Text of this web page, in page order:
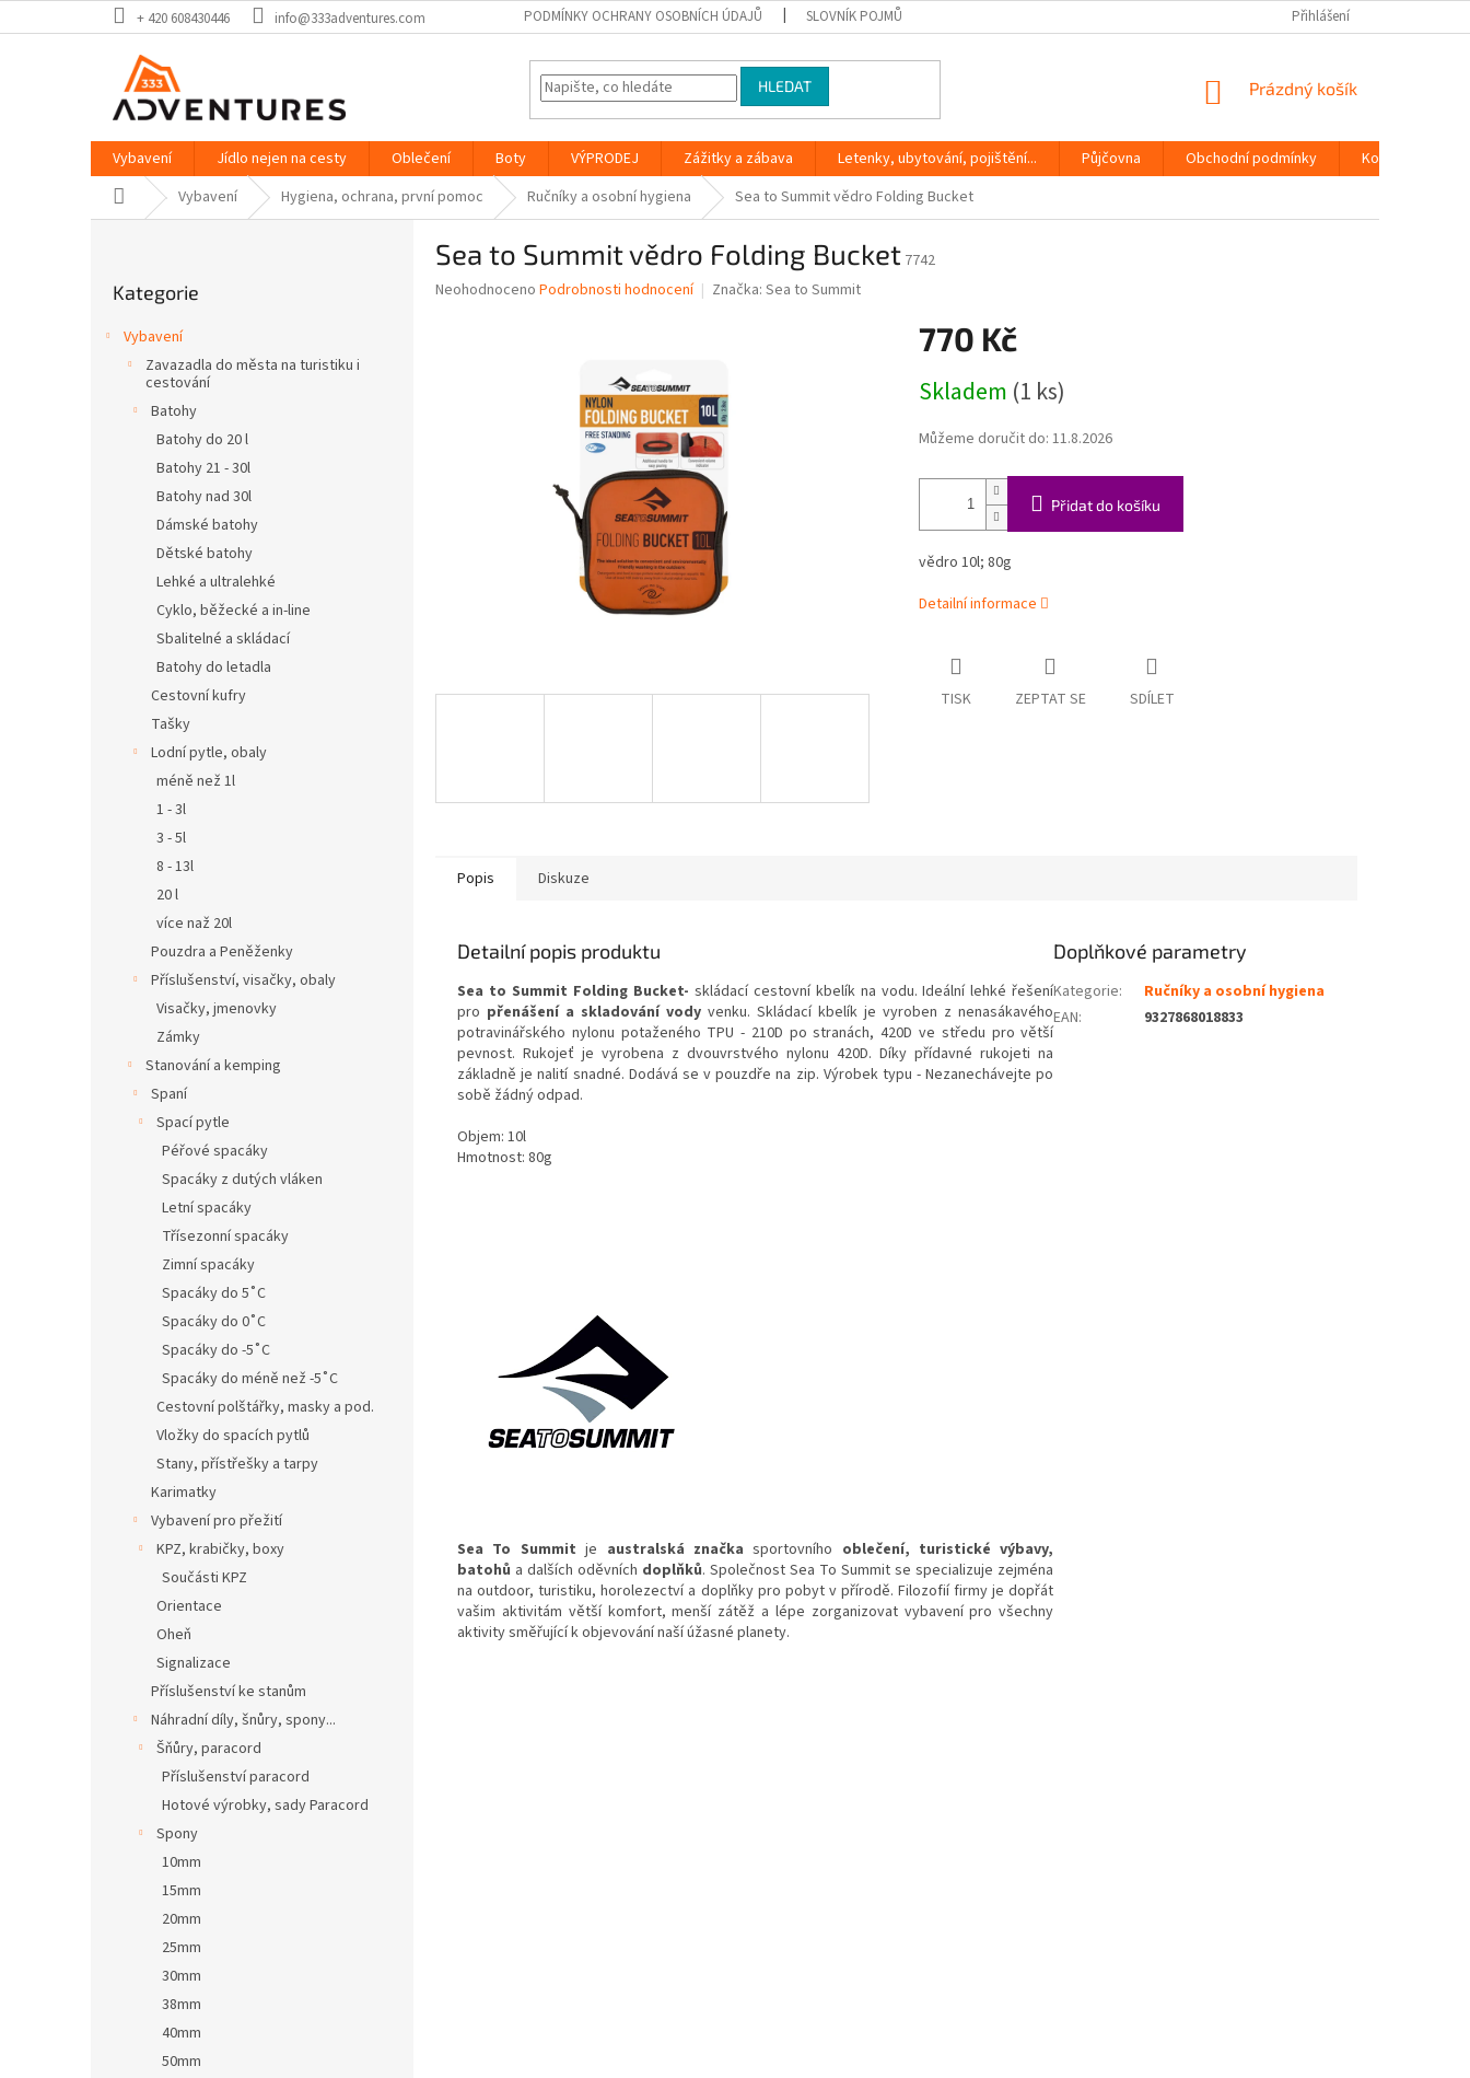
na
+ 420 608430446 info@333adventures.com PODMÍNKY OCHRANY OSOBNÍCH ÚDAJŮ SLOVNÍK POJMŮ Přihlášení
HLEDAT
NÁKUPNÍ
Prázdný košík
Vybavení Jídlo nejen na cesty Oblečení Boty VÝPRODEJ Zážitky a zábava Letenky, ubytování, pojištění... Půjčovna Obchodní podmínky
Kontakty
Domů Vybavení Hygiena, ochrana, první pomoc Ručníky a osobní hygiena Sea to Summit vědro Folding Bucket
kategorie
Kategorie
Vybavení
Zavazadla do města na turistiku i
cestování
Batohy
Batohy do 20 l
Batohy 21 - 30l
Batohy nad 30l
Dámské batohy
Dětské batohy
Lehké a ultralehké
Cyklo, běžecké a in-line
Sbalitelné a skládací
Batohy do letadla
Cestovní kufry
Tašky
Lodní pytle, obaly
méně než 1l
1 - 3l
3 - 5l
8 - 13l
20 l
více naž 20l
Pouzdra a Peněženky
Příslušenství, visačky, obaly
Visačky, jmenovky
Zámky
Stanování a kemping
Spaní
Spací pytle
Péřové spacáky
Spacáky z dutých vláken
Letní spacáky
Třísezonní spacáky
Zimní spacáky
Spacáky do 5˚C
Spacáky do 0˚C
Spacáky do -5˚C
Spacáky do méně než -5˚C
Cestovní polštářky, masky a pod.
Vložky do spacích pytlů
Stany, přístřešky a tarpy
Karimatky
Vybavení pro přežití
KPZ, krabičky, boxy
Součásti KPZ
Orientace
Oheň
Signalizace
Příslušenství ke stanům
Náhradní díly, šnůry, spony...
Šňůry, paracord
Příslušenství paracord
Hotové výrobky, sady Paracord
Spony
10mm
15mm
20mm
25mm
30mm
38mm
40mm
50mm
Sea to Summit vědro Folding Bucket 7742
Průměrné
Neohodnoceno Podrobnosti hodnocení Značka: Sea to Summit
770 Kč
cena:
Skladem (1 ks)
Můžeme doručit do: 11.8.2026
Přidat do košíku
vědro 10l; 80g
Detailní informace
TISK ZEPTAT SE SDÍLET
Popis Diskuze
Detailní popis produktu
Sea to Summit Folding Bucket- skládací cestovní kbelík na vodu. Ideální lehké řešení
pro přenášení a skladování vody venku. Skládací kbelík je vyroben z nenasákavého
potravinářského nylonu potaženého TPU - 210D po stranách, 420D ve středu pro větší
pevnost. Rukojeť je vyrobena z dvouvrstvého nylonu 420D. Díky přídavné rukojeti na
základně je nalití snadné. Dodává se v pouzdře na zip. Výrobek typu - Nezanechávejte po
sobě žádný odpad.
Objem: 10l
Hmotnost: 80g
Sea To Summit je australská značka sportovního oblečení, turistické výbavy,
batohů a dalších oděvních doplňků. Společnost Sea To Summit se specializuje zejména
na outdoor, turistiku, horolezectví a doplňky pro pobyt v přírodě. Filozofií firmy je dopřát
vašim aktivitám větší komfort, menší zátěž a lépe zorganizovat vybavení pro všechny
aktivity směřující k objevování naší úžasné planety.
Doplňkové parametry
Kategorie:
Ručníky a osobní hygiena
EAN: 9327868018833